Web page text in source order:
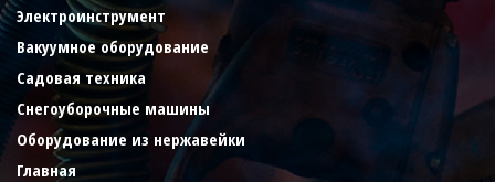
Электроинструмент
Вакуумное оборудование
Садовая техника
Снегоуборочные машины
Оборудование из нержавейки
Главная